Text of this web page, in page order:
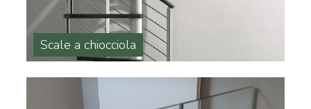
Scale a chiocciola